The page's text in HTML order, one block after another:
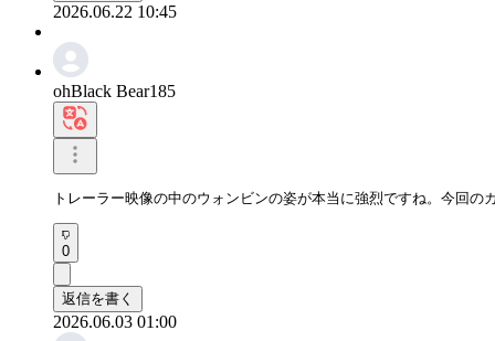
2026.06.22 10:45
ohBlack Bear185
トレーラー映像の中のウォンビンの姿が本当に強烈ですね。今回の
0
返信を書く
2026.06.03 01:00